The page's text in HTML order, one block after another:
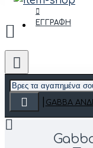
ΕΓΓΡΑΦΗ
GABBA